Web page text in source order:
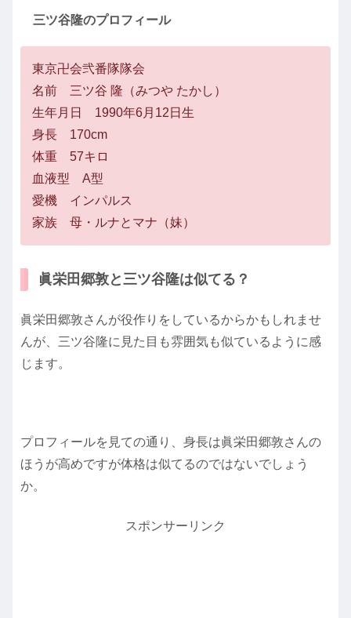
三ツ谷隆のプロフィール
東京卍会弐番隊隊会
名前 三ツ谷 隆（みつや たかし）
生年月日 1990年6月12日生
身長 170cm
体重 57キロ
血液型 A型
愛機 インパルス
家族 母・ルナとマナ（妹）
眞栄田郷敦と三ツ谷隆は似てる？
眞栄田郷敦さんが役作りをしているからかもしれませ
んが、三ツ谷隆に見た目も雰囲気も似ているように感
じます。
プロフィールを見ての通り、身長は眞栄田郷敦さんの
ほうが高めですが体格は似てるのではないでしょう
か。
スポンサーリンク